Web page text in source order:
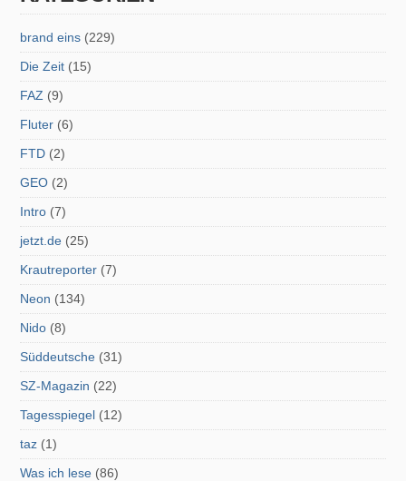
brand eins (229)
Die Zeit (15)
FAZ (9)
Fluter (6)
FTD (2)
GEO (2)
Intro (7)
jetzt.de (25)
Krautreporter (7)
Neon (134)
Nido (8)
Süddeutsche (31)
SZ-Magazin (22)
Tagesspiegel (12)
taz (1)
Was ich lese (86)